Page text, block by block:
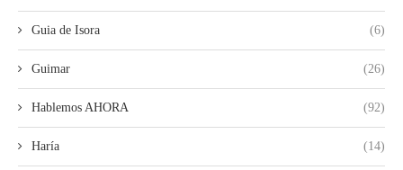
Guia de Isora (6)
Guimar (26)
Hablemos AHORA (92)
Haría (14)